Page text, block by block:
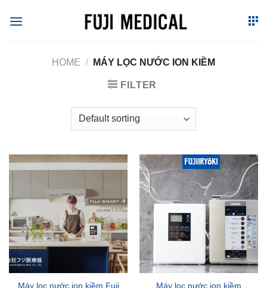
HOME / MÁY LỌC NƯỚC ION KIỀM
FILTER
Máy lọc nước ion kiềm Fuji
Máy lọc nước ion kiềm